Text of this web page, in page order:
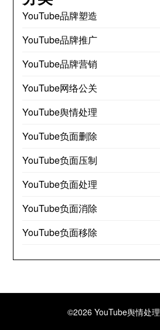
YouTube品牌塑造
YouTube品牌推广
YouTube品牌营销
YouTube网络公关
YouTube舆情处理
YouTube负面删除
YouTube负面压制
YouTube负面处理
YouTube负面消除
YouTube负面移除
©2026 YouTube舆情处理